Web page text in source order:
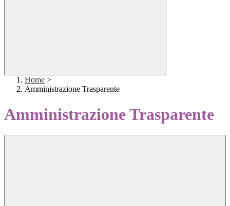
Home >
Amministrazione Trasparente
Amministrazione Trasparente